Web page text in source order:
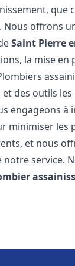
Nous offrons
Saint Pierre
la mise en
des outils
engageons
minimiser
et nous
notre service.